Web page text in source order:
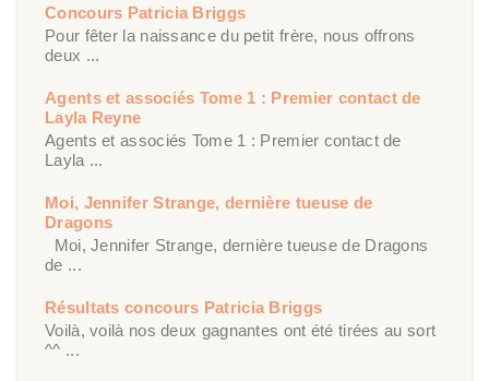
Concours Patricia Briggs
Pour fêter la naissance du petit frère, nous offrons
deux ...
Agents et associés Tome 1 : Premier contact de
Layla Reyne
Agents et associés Tome 1 : Premier contact de
Layla ...
Moi, Jennifer Strange, dernière tueuse de
Dragons
Moi, Jennifer Strange, dernière tueuse de Dragons
de ...
Résultats concours Patricia Briggs
Voilà, voilà nos deux gagnantes ont été tirées au sort
^^ ...